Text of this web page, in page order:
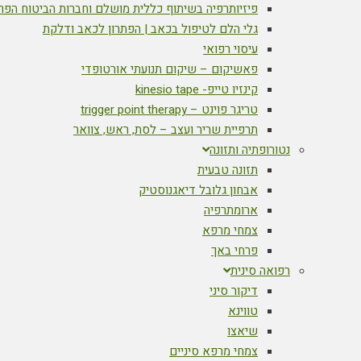
פיזיותרפיה בשיתוף כללית מושלם וחברות הביטוח
גלי הלם לטיפול בכאב | הפתרון לכאב ודלקת
עיסוי רפואי
פאשיקום – שיקום תנועתי אורטופדי
קינזיו טייפ- kinesio tape
טריגר פוינט – trigger point therapy
תרפיית שריר ועצב – לסת, ראש, צוואר
נטורופתיה ותזונה
תזונה טבעית
אבחון גלובל דיאגנוסטיק
ארומתרפיה
צמחי מרפא
פרחי באך
רפואה סינית
דיקור סיני
טווינא
שיאצו
צמחי מרפא סיניים